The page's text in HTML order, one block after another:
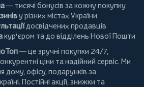
— тисячі бонусів за кожну покупку
у різних містах України
досвідчених продавців
кур'єром та до відділень Нової Пошти
— це зручні покупки 24/7,
ціни та надійний сервіс. Ми
дому, офісу, подарунків за
Постійні акції, знижки та